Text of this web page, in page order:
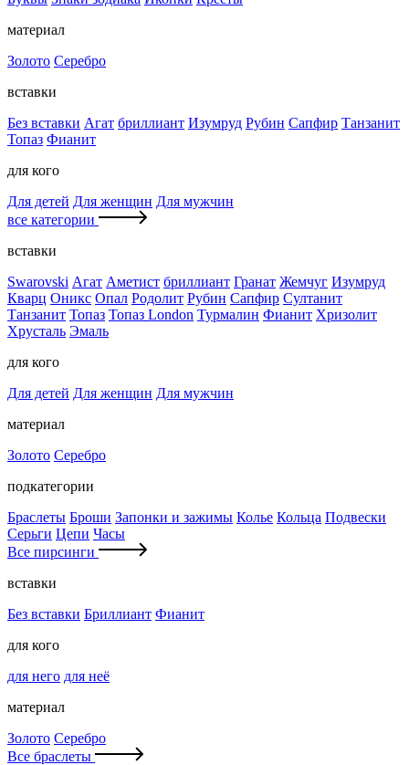
материал
Золото Серебро
вставки
Без вставки Агат бриллиант Изумруд Рубин Сапфир Танзанит
Топаз Фианит
для кого
Для детей Для женщин Для мужчин
все категории
вставки
Swarovski Агат Аметист бриллиант Гранат Жемчуг Изумруд
Кварц Оникс Опал Родолит Рубин Сапфир Султанит
Танзанит Топаз Топаз London Турмалин Фианит Хризолит
Хрусталь Эмаль
для кого
Для детей Для женщин Для мужчин
материал
Золото Серебро
подкатегории
Браслеты Броши Запонки и зажимы Колье Кольца Подвески
Серьги Цепи Часы
Все пирсинги
вставки
Без вставки Бриллиант Фианит
для кого
для него для неё
материал
Золото Серебро
Все браслеты